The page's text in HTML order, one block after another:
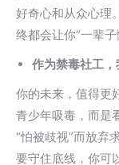
好奇心和从众心理
终都会让你“一辈子
作为禁毒社工
你的未来，值得更
青少年吸毒，而是
“怕被歧视”而放弃
要守住底线，你可